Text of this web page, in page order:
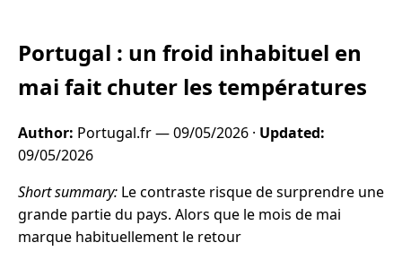
Portugal : un froid inhabituel en
mai fait chuter les températures
Author: Portugal.fr —09/05/2026 · Updated:
09/05/2026
Short summary: Le contraste risque de surprendre une
grande partie du pays. Alors que le mois de mai
marque habituellement le retour